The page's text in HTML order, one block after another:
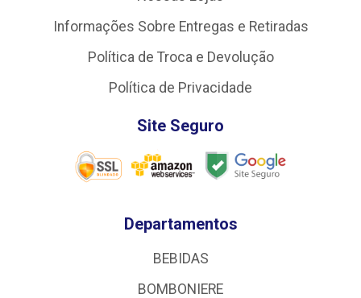
Informações Sobre Entregas e Retiradas
Política de Troca e Devolução
Política de Privacidade
Site Seguro
Departamentos
BEBIDAS
BOMBONIERE